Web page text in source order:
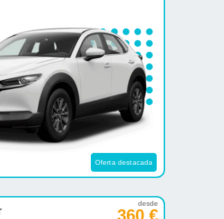
Oferta destacada
desde